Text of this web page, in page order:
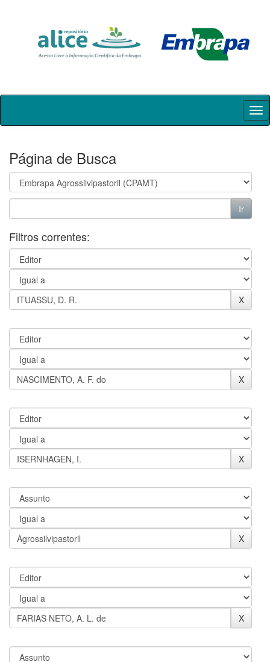
Skip
Página de Busca
Filtros correntes: